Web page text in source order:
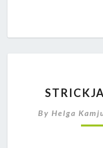
By Helga